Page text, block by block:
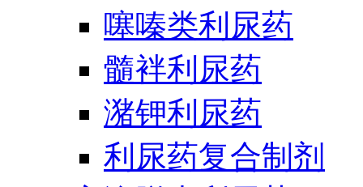
噻嗪类利尿药
髓袢利尿药
潴钾利尿药
利尿药复合制剂